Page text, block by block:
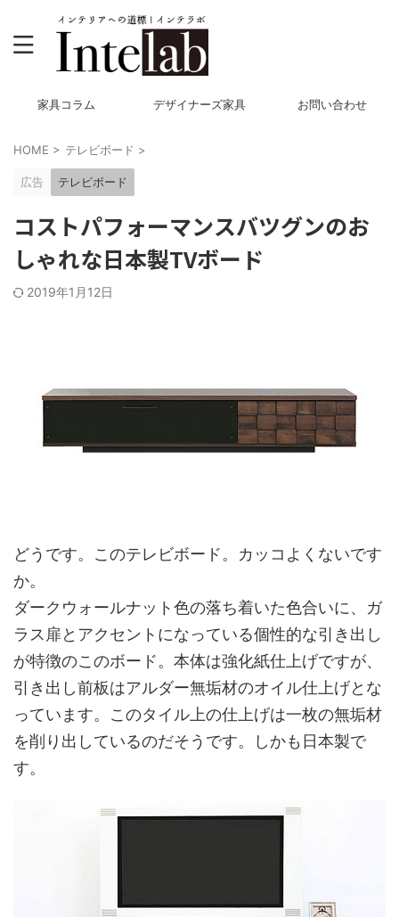
家具コラム デザイナーズ家具 お問い合わせ
HOME > テレビボード >
広告 テレビボード
コストパフォーマンスバツグンのお
しゃれな日本製TVボード
2019年1月12日
どうです。このテレビボード。カッコよくないです
か。
ダークウォールナット色の落ち着いた色合いに、ガ
ラス扉とアクセントになっている個性的な引き出し
が特徴のこのボード。本体は強化紙仕上げですが、
引き出し前板はアルダー無垢材のオイル仕上げとな
っています。このタイル上の仕上げは一枚の無垢材
を削り出しているのだそうです。しかも日本製で
す。